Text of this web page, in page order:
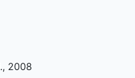
., 2008